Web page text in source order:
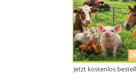
Jetzt kostenlos